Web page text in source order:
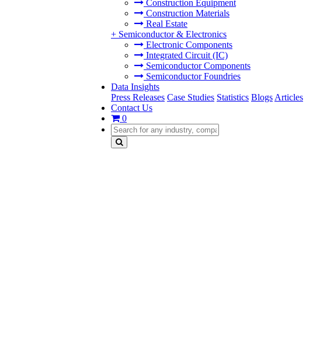
Construction Equipment
Construction Materials
Real Estate
+ Semiconductor & Electronics
Electronic Components
Integrated Circuit (IC)
Semiconductor Components
Semiconductor Foundries
Data Insights
Press Releases Case Studies Statistics Blogs Articles
Contact Us
0